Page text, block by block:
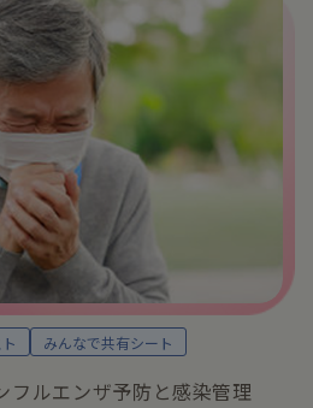
みんなで共有シート
フルエンザ予防と感染管理